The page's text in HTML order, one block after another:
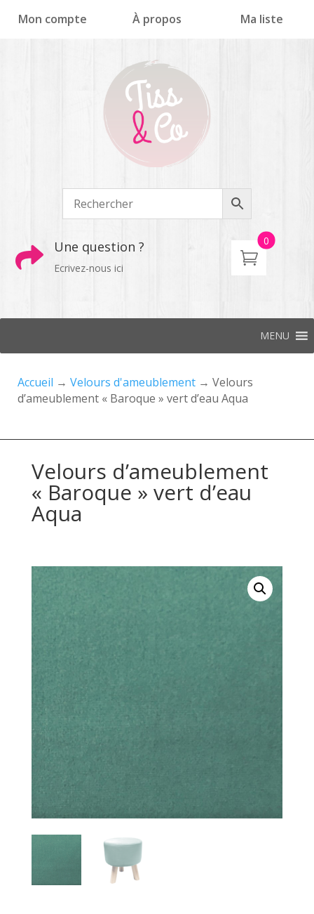
Mon compte À propos Ma liste
 Une question ?
Ecrivez-nous ici
0
MENU
Accueil → Velours d'ameublement → Velours
d’ameublement « Baroque » vert d’eau Aqua
Velours d’ameublement
« Baroque » vert d’eau
Aqua